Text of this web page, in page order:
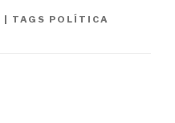
| TAGS POLÍTICA